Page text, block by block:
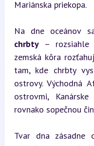
Mariánska priekopa.
Na dne oceánov
chrbty – rozsiahle
zemská kôra
tam, kde chrbty
ostrovy. Východná
ostrovmi,
rovnako sopečnou
Tvar dna zásadne